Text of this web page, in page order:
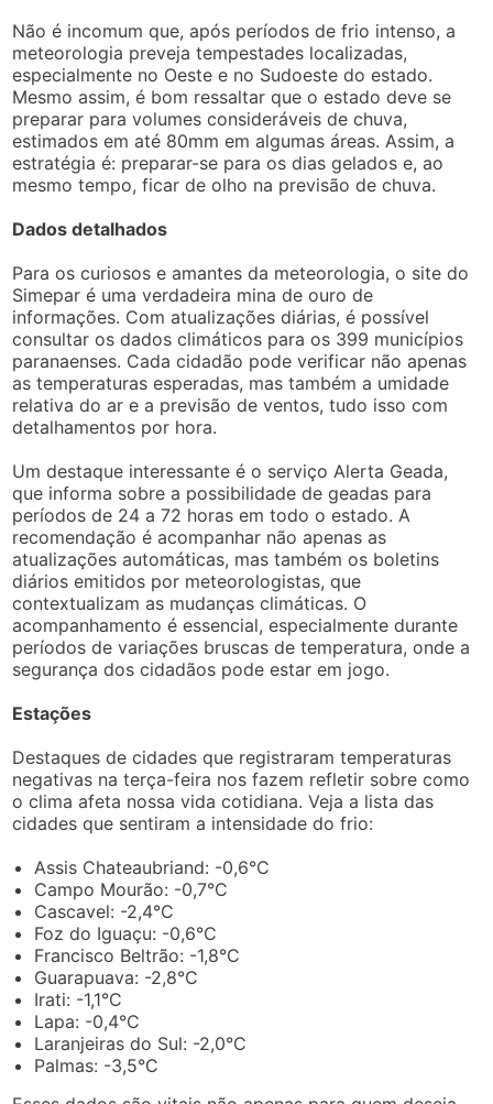
Não é incomum que, após períodos de frio intenso, a
meteorologia preveja tempestades localizadas,
especialmente no Oeste e no Sudoeste do estado.
Mesmo assim, é bom ressaltar que o estado deve se
preparar para volumes consideráveis de chuva,
estimados em até 80mm em algumas áreas. Assim, a
estratégia é: preparar-se para os dias gelados e, ao
mesmo tempo, ficar de olho na previsão de chuva.
Dados detalhados
Para os curiosos e amantes da meteorologia, o site do
Simepar é uma verdadeira mina de ouro de
informações. Com atualizações diárias, é possível
consultar os dados climáticos para os 399 municípios
paranaenses. Cada cidadão pode verificar não apenas
as temperaturas esperadas, mas também a umidade
relativa do ar e a previsão de ventos, tudo isso com
detalhamentos por hora.
Um destaque interessante é o serviço Alerta Geada,
que informa sobre a possibilidade de geadas para
períodos de 24 a 72 horas em todo o estado. A
recomendação é acompanhar não apenas as
atualizações automáticas, mas também os boletins
diários emitidos por meteorologistas, que
contextualizam as mudanças climáticas. O
acompanhamento é essencial, especialmente durante
períodos de variações bruscas de temperatura, onde a
segurança dos cidadãos pode estar em jogo.
Estações
Destaques de cidades que registraram temperaturas
negativas na terça-feira nos fazem refletir sobre como
o clima afeta nossa vida cotidiana. Veja a lista das
cidades que sentiram a intensidade do frio:
Assis Chateaubriand: -0,6°C
Campo Mourão: -0,7°C
Cascavel: -2,4°C
Foz do Iguaçu: -0,6°C
Francisco Beltrão: -1,8°C
Guarapuava: -2,8°C
Irati: -1,1°C
Lapa: -0,4°C
Laranjeiras do Sul: -2,0°C
Palmas: -3,5°C